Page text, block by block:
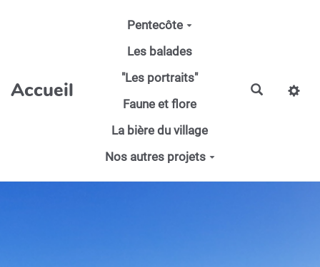
Aller au contenu principal
Accueil
Pentecôte
Les balades
"Les portraits"
Faune et flore
La bière du village
Nos autres projets